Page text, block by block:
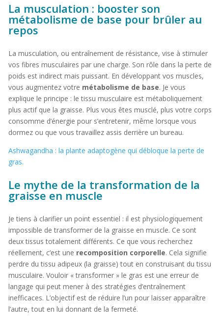
La musculation : booster son
métabolisme de base pour brûler au
repos
La musculation, ou entraînement de résistance, vise à stimuler
vos fibres musculaires par une charge. Son rôle dans la perte de
poids est indirect mais puissant. En développant vos muscles,
vous augmentez votre métabolisme de base. Je vous
explique le principe : le tissu musculaire est métaboliquement
plus actif que la graisse. Plus vous êtes musclé, plus votre corps
consomme d’énergie pour s’entretenir, même lorsque vous
dormez ou que vous travaillez assis derrière un bureau.
Ashwagandha : la plante adaptogène qui débloque la perte de
gras.
Le mythe de la transformation de la
graisse en muscle
Je tiens à clarifier un point essentiel : il est physiologiquement
impossible de transformer de la graisse en muscle. Ce sont
deux tissus totalement différents. Ce que vous recherchez
réellement, c’est une recomposition corporelle. Cela signifie
perdre du tissu adipeux (la graisse) tout en construisant du tissu
musculaire. Vouloir « transformer » le gras est une erreur de
langage qui peut mener à des stratégies d’entraînement
inefficaces. L’objectif est de réduire l’un pour laisser apparaître
l’autre, tout en lui donnant de la fermeté.